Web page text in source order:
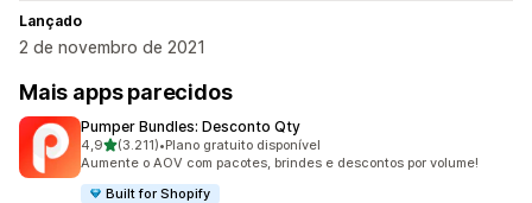
Lançado
2 de novembro de 2021
Mais apps parecidos
Pumper Bundles: Desconto Qty
4,9de 5 estrelas
(3.211)
3211 avaliações ao todo
•Plano gratuito disponível
Aumente o AOV com pacotes, brindes e descontos por volume!
Built for Shopify